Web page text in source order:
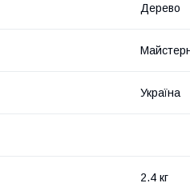
Дерево
Україна
2.4 кг